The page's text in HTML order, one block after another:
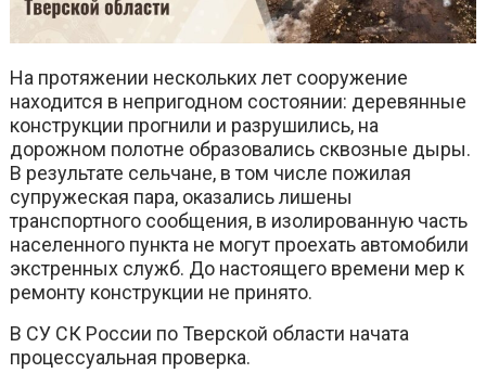
На протяжении нескольких лет сооружение
находится в непригодном состоянии: деревянные
конструкции прогнили и разрушились, на
дорожном полотне образовались сквозные дыры.
В результате сельчане, в том числе пожилая
супружеская пара, оказались лишены
транспортного сообщения, в изолированную часть
населенного пункта не могут проехать автомобили
экстренных служб. До настоящего времени мер к
ремонту конструкции не принято.
В СУ СК России по Тверской области начата
процессуальная проверка.